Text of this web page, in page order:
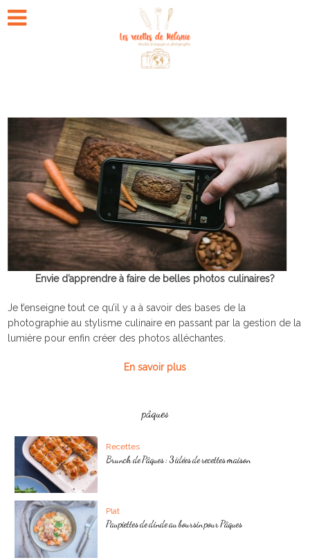
Envie d’apprendre à faire de belles photos culinaires?
Je t’enseigne tout ce qu’il y a à savoir des bases de la
photographie au stylisme culinaire en passant par la gestion de la
lumière pour enfin créer des photos alléchantes.
En savoir plus
pâques
Recettes
Brunch de Pâques : 3 idées de recettes maison
Plat
Paupiettes de dinde au boursin pour Pâques